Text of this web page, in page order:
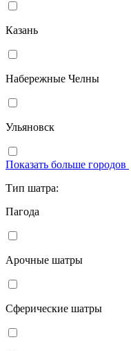
Казань
Набережные Челны
Ульяновск
Показать больше городов
Тип шатра:
Пагода
Арочные шатры
Сферические шатры